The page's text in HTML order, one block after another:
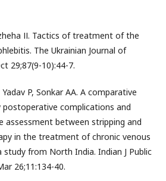
ІІ. Tactics of treatment of the
The Ukrainian Journal of
29;87(9-10):44-7.
P, Sonkar AA. A comparative
complications and
between stripping and
in the treatment of chronic venous
study from North India. Indian J Public
26;11:134-40.